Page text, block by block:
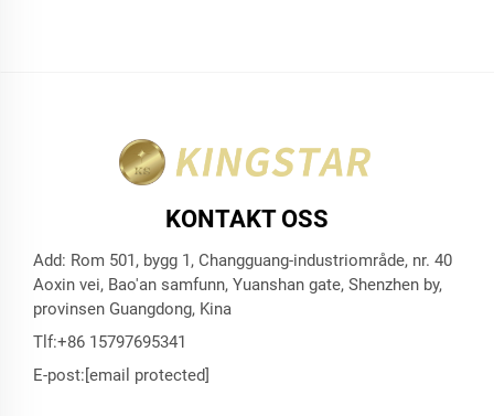
KONTAKT OSS
Add: Rom 501, bygg 1, Changguang-industriområde, nr. 40
Aoxin vei, Bao'an samfunn, Yuanshan gate, Shenzhen by,
provinsen Guangdong, Kina
Tlf:+86 15797695341
E-post:[email protected]